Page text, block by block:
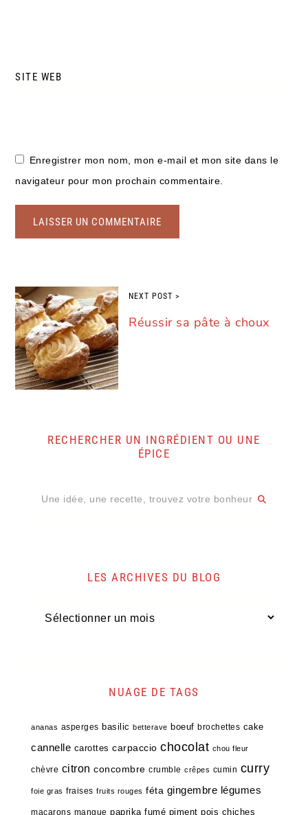
SITE WEB
Enregistrer mon nom, mon e-mail et mon site dans le
navigateur pour mon prochain commentaire.
NEXT POST >
Réussir sa pâte à choux
Barre
principale
RECHERCHER UN INGRÉDIENT OU UNE
ÉPICE
LES ARCHIVES DU BLOG
NUAGE DE TAGS
ananas asperges basilic betterave boeuf brochettes cake
cannelle carottes carpaccio chocolat chou fleur
chèvre citron concombre crumble crêpes cumin curry
foie gras fraises fruits rouges féta gingembre légumes
macarons mangue paprika fumé piment pois chiches